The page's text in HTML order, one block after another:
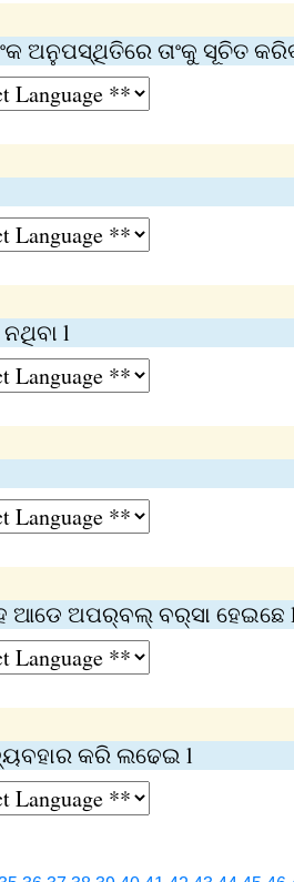
ଅନୁପସ୍ଥିତିରେ ତାଂକୁ ସୂଚିତ
l
ଆଡେ ଅପର୍‌ବଲ୍‌ ବର୍‌ସା ହେଇଛେ
କରି ଲଢେଇ l